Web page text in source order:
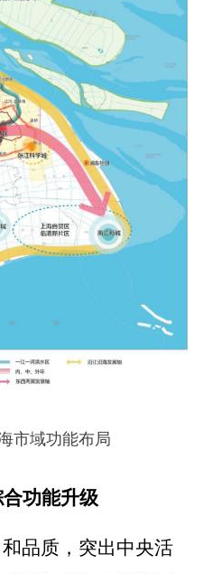
市域功能布局
功能升级
品质，突出中央活